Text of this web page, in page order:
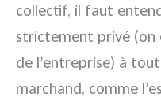
collectif, il faut
strictement privé (on
de l’entreprise) à
marchand, comme